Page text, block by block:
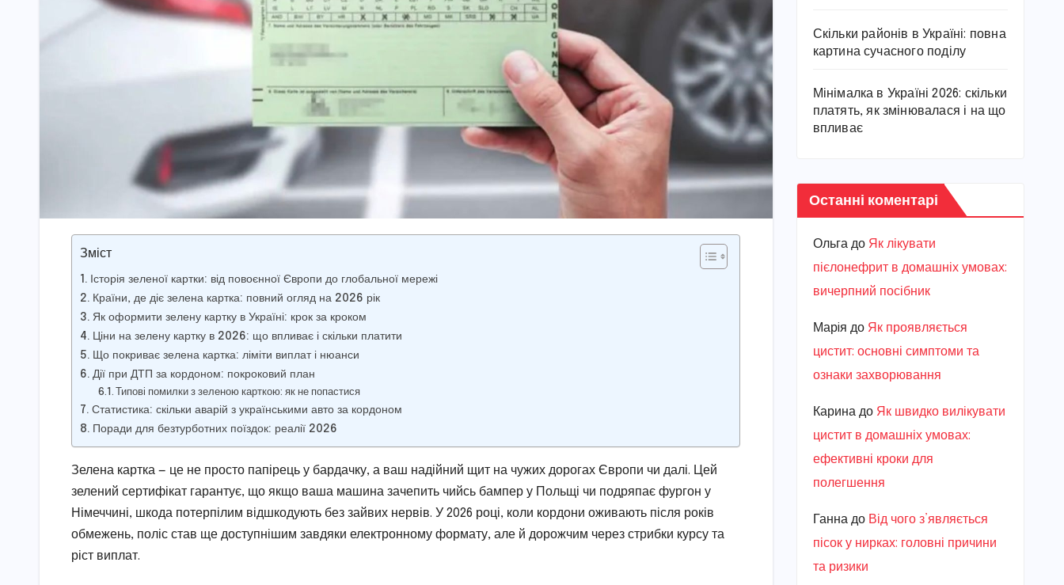
Зміст
Історія зеленої картки: від повоєнної Європи до глобальної мережі
Країни, де діє зелена картка: повний огляд на 2026 рік
Як оформити зелену картку в Україні: крок за кроком
Ціни на зелену картку в 2026: що впливає і скільки платити
Що покриває зелена картка: ліміти виплат і нюанси
Дії при ДТП за кордоном: покроковий план
Типові помилки з зеленою карткою: як не попастися
Статистика: скільки аварій з українськими авто за кордоном
Поради для безтурботних поїздок: реалії 2026
Зелена картка — це не просто папірець у бардачку, а ваш надійний щит на чужих дорогах Європи чи далі. Цей
зелений сертифікат гарантує, що якщо ваша машина зачепить чийсь бампер у Польщі чи подряпає фургон у
Німеччині, шкода потерпілим відшкодують без зайвих нервів. У 2026 році, коли кордони оживають після років
обмежень, поліс став ще доступнішим завдяки електронному формату, але й дорожчим через стрибки курсу та
ріст виплат.
Скільки районів в Україні: повна
картина сучасного поділу
Мінімалка в Україні 2026: скільки
платять, як змінювалася і на що
впливає
Останні коментарі
Ольгадо Як лікувати
пієлонефрит в домашніх умовах:
вичерпний посібник
Марiя до Як проявляється
цистит: основні симптоми та
ознаки захворювання
Каринадо Як швидко вилікувати
цистит в домашніх умовах:
ефективні кроки для
полегшення
Ганнадо Від чого з’являється
пісок у нирках: головні причини
та ризики